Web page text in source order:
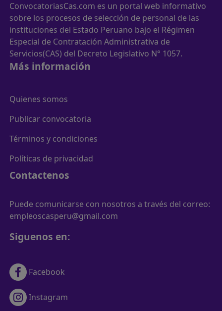
ConvocatoriasCas.com es un portal web informativo
sobre los procesos de selección de personal de las
instituciones del Estado Peruano bajo el Régimen
Especial de Contratación Administrativa de
Servicios(CAS) del Decreto Legislativo N° 1057.
Más información
Quienes somos
Publicar convocatoria
Términos y condiciones
Políticas de privacidad
Contactenos
Puede comunicarse con nosotros a través del correo:
empleoscasperu@gmail.com
Siguenos en:
Facebook
Instagram